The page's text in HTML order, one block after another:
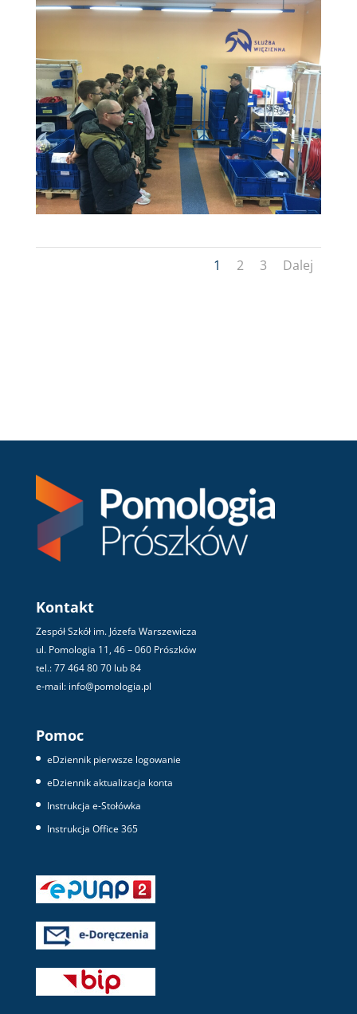
1 2 3 Dalej
Kontakt
Zespół Szkół im. Józefa Warszewicza
ul. Pomologia 11, 46 – 060 Prószków
tel.: 77 464 80 70 lub 84
e-mail: info@pomologia.pl
Pomoc
eDziennik pierwsze logowanie
eDziennik aktualizacja konta
Instrukcja e-Stołówka
Instrukcja Office 365